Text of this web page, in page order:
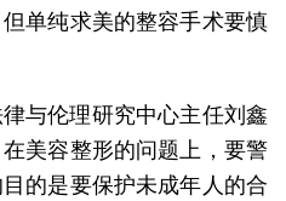
单纯求美的整容手术要慎
与伦理研究中心主任刘鑫
美容整形的问题上，要警
的是要保护未成年人的合